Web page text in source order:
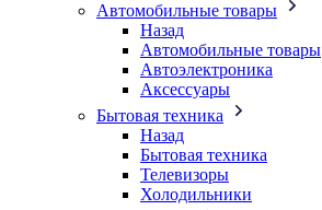
Автомобильные товары
Назад
Автомобильные товары
Автоэлектроника
Аксессуары
Бытовая техника
Назад
Бытовая техника
Телевизоры
Холодильники